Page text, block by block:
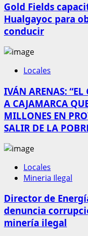
Gold Fields
Hualgayoc para
conducir
Locales
IVÁN ARENAS: “EL
A CAJAMARCA
MILLONES EN
SALIR DE LA
Locales
Mineria Ilegal
Director de
denuncia
minería ilegal